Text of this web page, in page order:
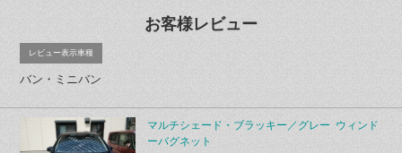
お客様レビュー
レビュー表示車種
バン・ミニバン
マルチシェード・ブラッキー／グレー ウィンド
ーバグネット